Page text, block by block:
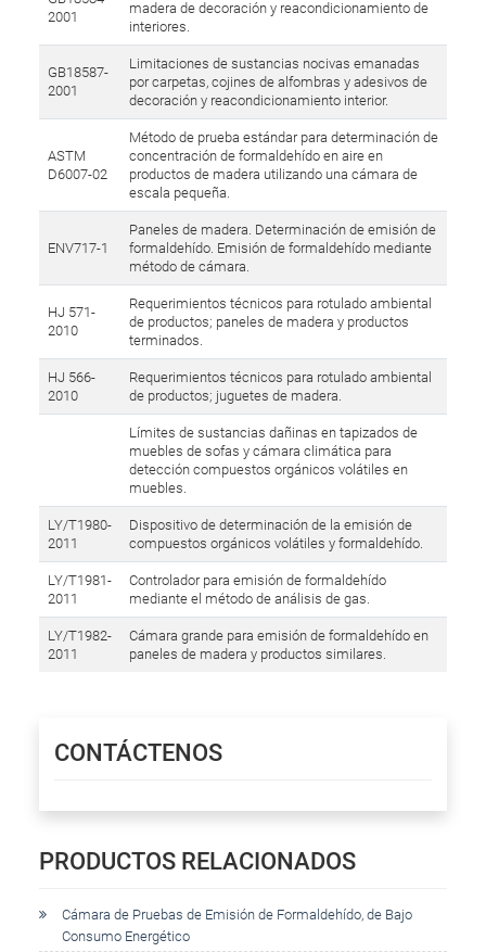
2001
madera de decoración y reacondicionamiento de
interiores.
GB18587-
2001
Limitaciones de sustancias nocivas emanadas
por carpetas, cojines de alfombras y adesivos de
decoración y reacondicionamiento interior.
ASTM
D6007-02
Método de prueba estándar para determinación de
concentración de formaldehído en aire en
productos de madera utilizando una cámara de
escala pequeña.
ENV717-1
Paneles de madera. Determinación de emisión de
formaldehído. Emisión de formaldehído mediante
método de cámara.
HJ 571-
2010
Requerimientos técnicos para rotulado ambiental
de productos; paneles de madera y productos
terminados.
HJ 566-
2010
Requerimientos técnicos para rotulado ambiental
de productos; juguetes de madera.
Límites de sustancias dañinas en tapizados de
muebles de sofas y cámara climática para
detección compuestos orgánicos volátiles en
muebles.
LY/T1980-
2011
Dispositivo de determinación de la emisión de
compuestos orgánicos volátiles y formaldehído.
LY/T1981-
2011
Controlador para emisión de formaldehído
mediante el método de análisis de gas.
LY/T1982-
2011
Cámara grande para emisión de formaldehído en
paneles de madera y productos similares.
CONTÁCTENOS
PRODUCTOS RELACIONADOS
Cámara de Pruebas de Emisión de Formaldehído, de Bajo
Consumo Energético